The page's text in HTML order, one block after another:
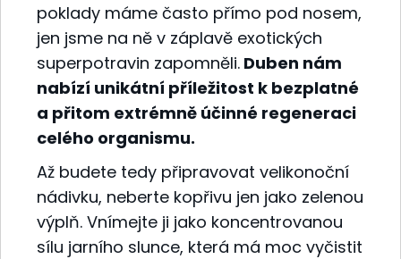
poklady máme často přímo pod nosem,
jen jsme na ně v záplavě exotických
superpotravin zapomněli. Duben nám
nabízí unikátní příležitost k bezplatné
a přitom extrémně účinné regeneraci
celého organismu.
Až budete tedy připravovat velikonoční
nádivku, neberte kopřivu jen jako zelenou
výplň. Vnímejte ji jako koncentrovanou
sílu jarního slunce, která má moc vyčistit